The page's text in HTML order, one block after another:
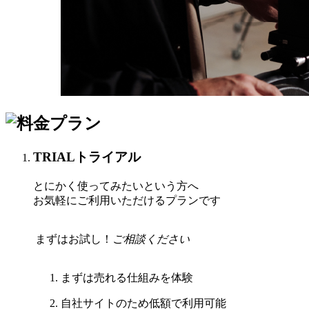
TRIAL トライアル
とにかく使ってみたいという方へ
お気軽にご利用いただけるプランです
まずはお試し！ ご相談ください
まずは売れる仕組みを体験
自社サイトのため低額で利用可能